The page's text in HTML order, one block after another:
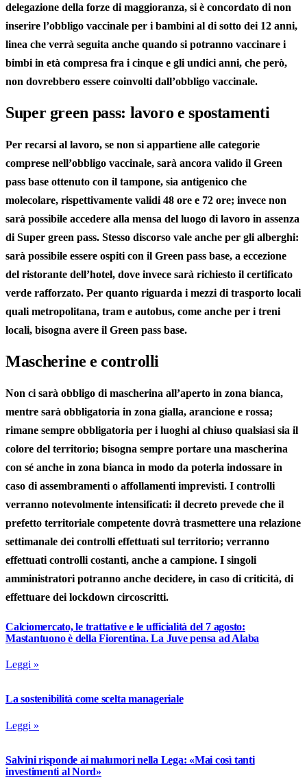
delegazione della forze di maggioranza, si è concordato di non
inserire l’obbligo vaccinale per i bambini al di sotto dei 12 anni,
linea che verrà seguita anche quando si potranno vaccinare i
bimbi in età compresa fra i cinque e gli undici anni, che però,
non dovrebbero essere coinvolti dall’obbligo vaccinale.
Super green pass: lavoro e spostamenti
Per recarsi al lavoro, se non si appartiene alle categorie
comprese nell’obbligo vaccinale, sarà ancora valido il Green
pass base ottenuto con il tampone, sia antigenico che
molecolare, rispettivamente validi 48 ore e 72 ore; invece non
sarà possibile accedere alla mensa del luogo di lavoro in assenza
di Super green pass. Stesso discorso vale anche per gli alberghi:
sarà possibile essere ospiti con il Green pass base, a eccezione
del ristorante dell’hotel, dove invece sarà richiesto il certificato
verde rafforzato. Per quanto riguarda i mezzi di trasporto locali
quali metropolitana, tram e autobus, come anche per i treni
locali, bisogna avere il Green pass base.
Mascherine e controlli
Non ci sarà obbligo di mascherina all’aperto in zona bianca,
mentre sarà obbligatoria in zona gialla, arancione e rossa;
rimane sempre obbligatoria per i luoghi al chiuso qualsiasi sia il
colore del territorio; bisogna sempre portare una mascherina
con sé anche in zona bianca in modo da poterla indossare in
caso di assembramenti o affollamenti imprevisti. I controlli
verranno notevolmente intensificati: il decreto prevede che il
prefetto territoriale competente dovrà trasmettere una relazione
settimanale dei controlli effettuati sul territorio; verranno
effettuati controlli costanti, anche a campione. I singoli
amministratori potranno anche decidere, in caso di criticità, di
effettuare dei lockdown circoscritti.
Calciomercato, le trattative e le ufficialità del 7 agosto:
Mastantuono è della Fiorentina. La Juve pensa ad Alaba
Leggi »
La sostenibilità come scelta manageriale
Leggi »
Salvini risponde ai malumori nella Lega: «Mai così tanti
investimenti al Nord»